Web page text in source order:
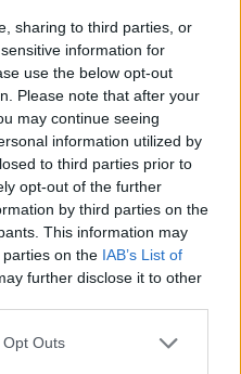
sharing to third parties, or
information for
use the below opt-out
Please note that after your
may continue seeing
information utilized by
to third parties prior to
opt-out of the further
by third parties on the
This information may
on the IAB’s List of
further disclose it to other
Outs
a szűk
Csatószegen
mezőgazdasági
és ideiglenes védelmi
azután, hogy szombat
ki Csatószegen egy